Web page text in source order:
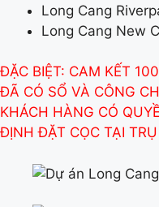
Long Cang
Long Cang New
ĐẶC BIỆT: CAM KẾT
ĐÃ CÓ SỔ VÀ CÔNG
KHÁCH HÀNG CÓ
ĐỊNH ĐẶT CỌC TẠI